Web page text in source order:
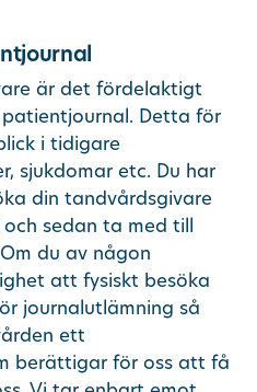
är det fördelaktigt
Detta för
i tidigare
sjukdomar etc. Du har
din tandvårdsgivare
sedan ta med till
du av någon
att fysiskt besöka
journalutlämning så
ett
berättigar för oss att få